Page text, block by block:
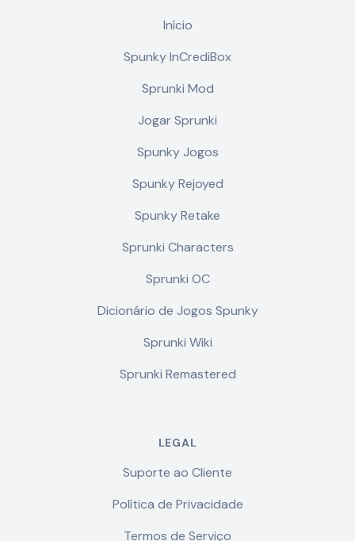
Início
Spunky InCrediBox
Sprunki Mod
Jogar Sprunki
Spunky Jogos
Spunky Rejoyed
Spunky Retake
Sprunki Characters
Sprunki OC
Dicionário de Jogos Spunky
Sprunki Wiki
Sprunki Remastered
LEGAL
Suporte ao Cliente
Política de Privacidade
Termos de Serviço